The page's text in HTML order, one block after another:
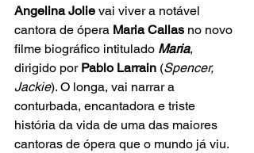
Angelina Jolie vai viver a notável
cantora de ópera Maria Callas no novo
filme biográfico intitulado Maria,
dirigido por Pablo Larrain (Spencer,
Jackie). O longa, vai narrar a
conturbada, encantadora e triste
história da vida de uma das maiores
cantoras de ópera que o mundo já viu.